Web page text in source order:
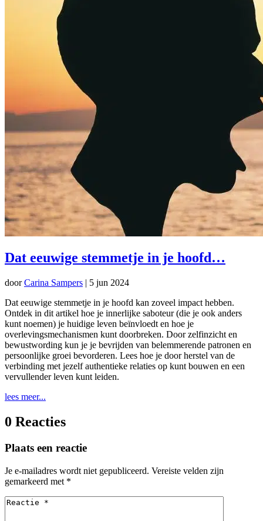
Dat eeuwige stemmetje in je hoofd…
doorCarina Sampers | 5 jun 2024
Dat eeuwige stemmetje in je hoofd kan zoveel impact hebben.
Ontdek in dit artikel hoe je innerlijke saboteur (die je ook anders
kunt noemen) je huidige leven beïnvloedt en hoe je
overlevingsmechanismen kunt doorbreken. Door zelfinzicht en
bewustwording kun je je bevrijden van belemmerende patronen en
persoonlijke groei bevorderen. Lees hoe je door herstel van de
verbinding met jezelf authentieke relaties op kunt bouwen en een
vervullender leven kunt leiden.
lees meer...
0 Reacties
Plaats een reactie
Je e-mailadres wordt niet gepubliceerd. Vereiste velden zijn
gemarkeerd met *